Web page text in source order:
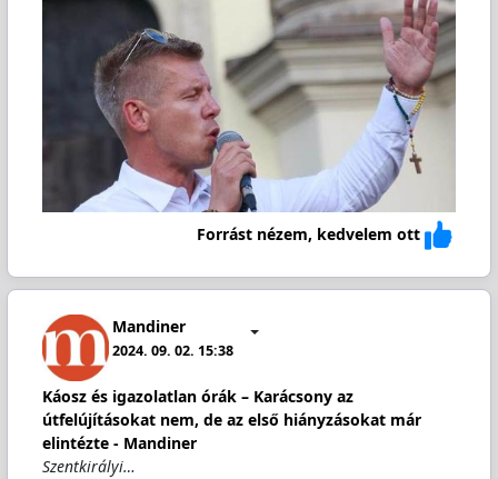
Forrást nézem, kedvelem ott
Mandiner
2024. 09. 02. 15:38
Káosz és igazolatlan órák – Karácsony az
útfelújításokat nem, de az első hiányzásokat már
elintézte - Mandiner
Szentkirályi…